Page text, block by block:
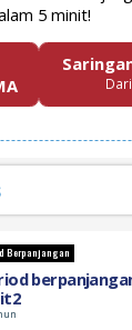
5 minit!
Berpanjangan